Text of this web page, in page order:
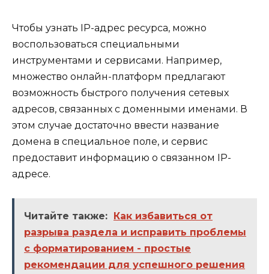
Чтобы узнать IP-адрес ресурса, можно
воспользоваться специальными
инструментами и сервисами. Например,
множество онлайн-платформ предлагают
возможность быстрого получения сетевых
адресов, связанных с доменными именами. В
этом случае достаточно ввести название
домена в специальное поле, и сервис
предоставит информацию о связанном IP-
адресе.
Читайте также: Как избавиться от
разрыва раздела и исправить проблемы
с форматированием - простые
рекомендации для успешного решения